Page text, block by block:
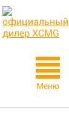
Меню